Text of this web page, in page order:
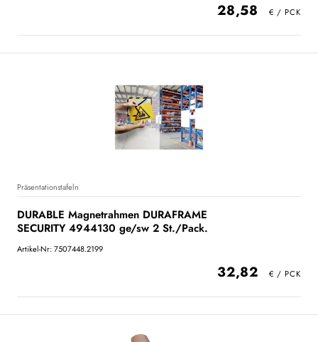
28,58
Präsentationstafeln
DURABLE Magnetrahmen DURAFRAME
SECURITY 4944130 ge/sw 2 St./Pack.
Artikel-Nr: 7507448.2199
32,82